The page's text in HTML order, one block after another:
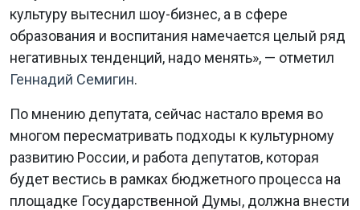
культуру вытеснил шоу-бизнес, а в сфере
образования и воспитания намечается целый ряд
негативных тенденций, надо менять», — отметил
Геннадий Семигин.
По мнению депутата, сейчас настало время во
многом пересматривать подходы к культурному
развитию России, и работа депутатов, которая
будет вестись в рамках бюджетного процесса на
площадке Государственной Думы, должна внести